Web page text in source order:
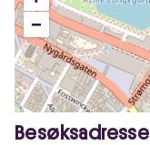
–
Besøksadresse